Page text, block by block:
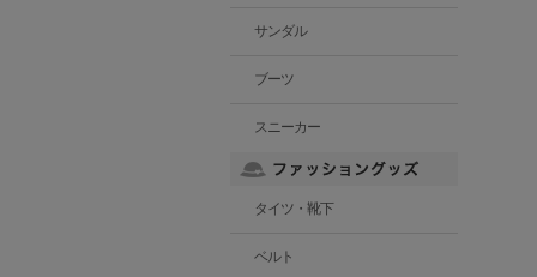
サンダル
ブーツ
スニーカー
タイツ・靴下
ベルト